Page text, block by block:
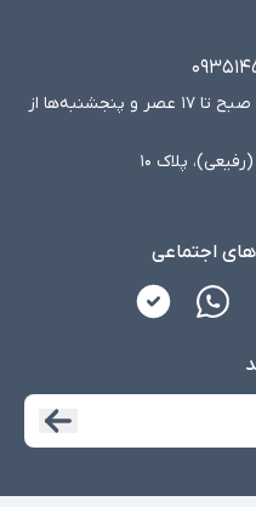
شنبه تا چهارشنبه از ساعت ۸:۳۰ صبح تا ۱۷ عصر و پنجشنبه‌ها از
پلاک ۱۰
اجتماعی